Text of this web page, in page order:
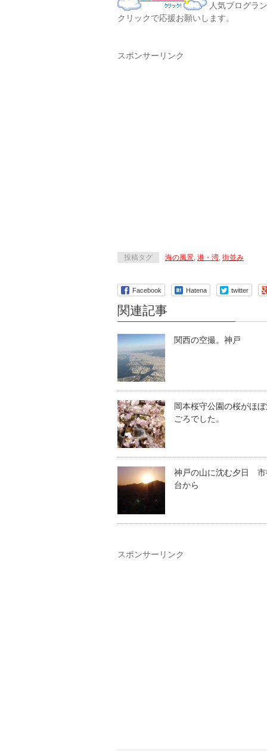
人気ブログラ
クリックで応援お願いします。
スポンサーリンク
投稿タグ 海の風景, 港・湾, 街並み
Facebook Hatena twitter
関連記事
関西の空撮。神戸
岡本桜守公園の桜がほ
ごろでした。
神戸の山に沈む夕日 市
台から
スポンサーリンク